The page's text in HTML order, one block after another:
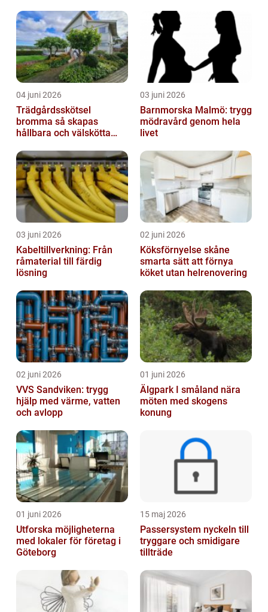
04 juni 2026
Trädgårdsskötsel
bromma så skapas
hållbara och välskötta
03 juni 2026
Barnmorska Malmö: trygg
mödravård genom hela
livet
03 juni 2026
Kabeltillverkning: Från
råmaterial till färdig
lösning
02 juni 2026
Köksförnyelse skåne
smarta sätt att förnya
köket utan helrenovering
02 juni 2026
VVS Sandviken: trygg
hjälp med värme, vatten
och avlopp
01 juni 2026
Älgpark I småland nära
möten med skogens
konung
01 juni 2026
Utforska möjligheterna
med lokaler för företag i
Göteborg
15 maj 2026
Passersystem nyckeln till
tryggare och smidigare
tillträde